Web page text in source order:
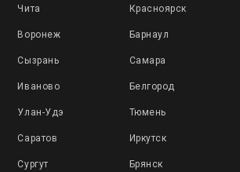
Чита Красноярск
Воронеж Барнаул
Сызрань Самара
Иваново Белгород
Улан-Удэ Тюмень
Саратов Иркутск
Сургут Брянск